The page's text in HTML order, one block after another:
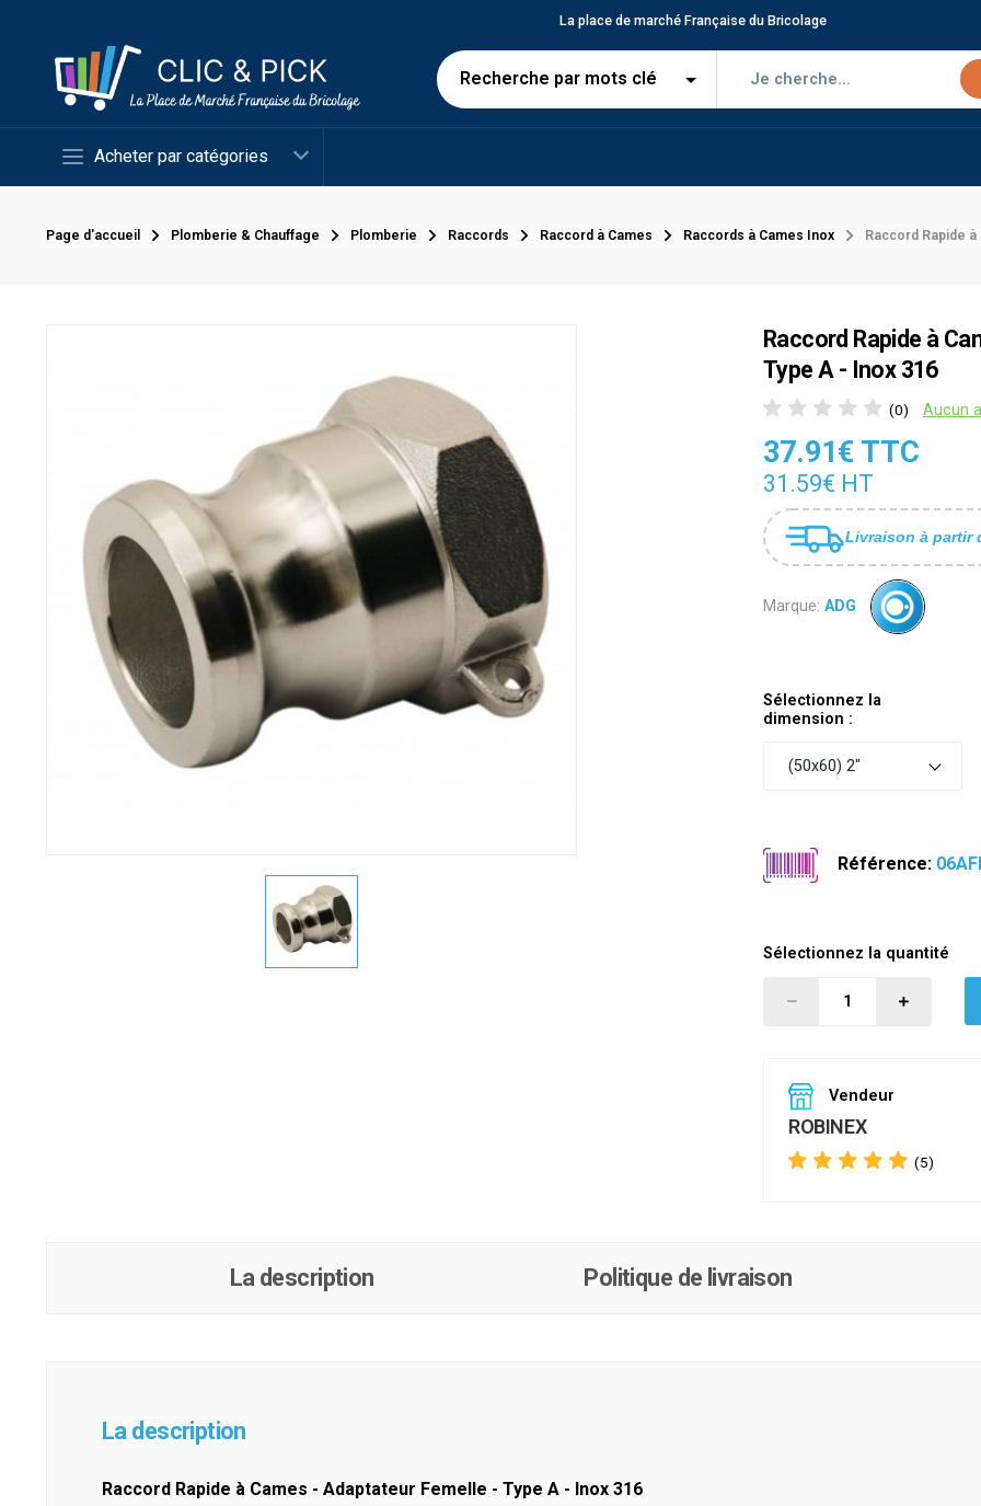
La place de marché Française du Bricolage
Acheter par catégories
Page d'accueil Plomberie & Chauffage Plomberie Raccords Raccord à Cames Raccords à Cames Inox Raccord Rapide
Raccord Rapide à
Type A - Inox 316
(0) Aucun
37.91€ TTC
31.59€ HT
Livraison à partir
Marque: ADG
Sélectionnez la
dimension :
(50x60) 2"
Référence:
Sélectionnez la quantité
Vendeur
ROBINEX
(5)
La description Politique de livraison
La description
Raccord Rapide à Cames - Adaptateur Femelle - Type A - Inox 316